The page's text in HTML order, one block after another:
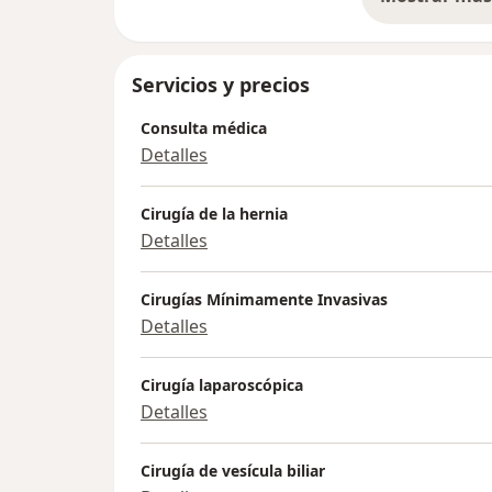
Servicios y precios
Consulta médica
Detalles
Cirugía de la hernia
Detalles
Cirugías Mínimamente Invasivas
Detalles
Cirugía laparoscópica
Detalles
Cirugía de vesícula biliar